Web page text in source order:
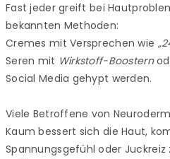
Fast jeder greift bei
bekannten Methoden:
Cremes mit Versprechen wie
Seren mit Wirkstoff-Boostern
Social Media gehypt werden.
Viele Betroffene von
Kaum bessert sich die Haut,
Spannungsgefühl oder